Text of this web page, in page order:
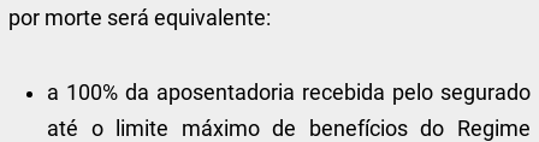
por morte será equivalente:
a 100% da aposentadoria recebida pelo segurado
até o limite máximo de benefícios do Regime